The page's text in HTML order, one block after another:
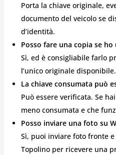
Porta la chiave originale,
documento del veicolo se
d’identità.
Posso fare una copia se ho
Sì, ed è consigliabile farlo
l’unico originale disponibile.
La chiave consumata può
Può essere verificata. Se
meno consumata e che
Posso inviare una foto su
Sì, puoi inviare foto fronte
Topolino per ricevere una